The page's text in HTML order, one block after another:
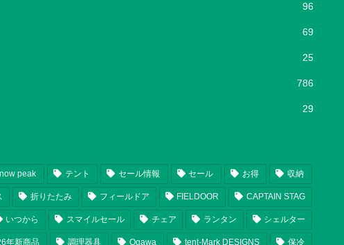
96
69
25
786
29
peak テント セール情報 セール お得 収納
折りたたみ フィールドア FIELDOOR CAPTAIN STAG
いつから スマイルセール チェア ランタン シェルター
年新商品 調理器具 Ogawa tent-Mark DESIGNS 保冷